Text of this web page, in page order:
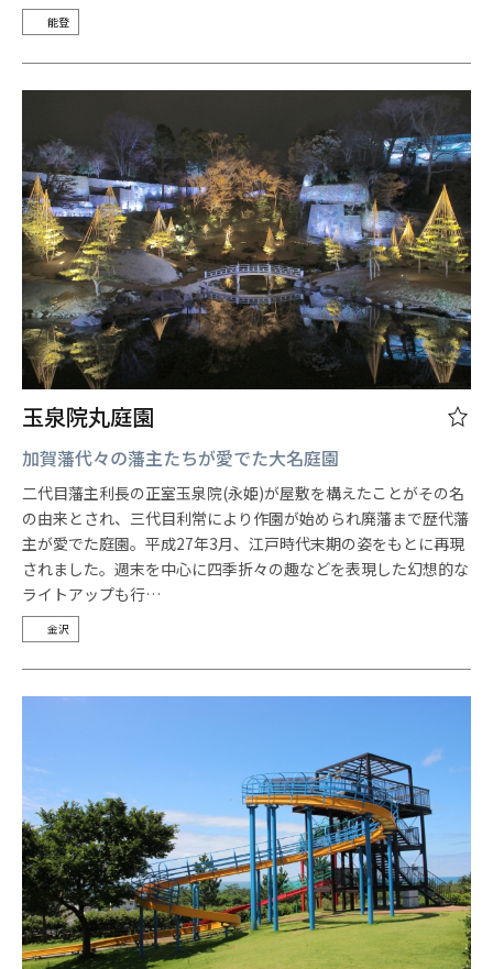
能登
玉泉院丸庭園
加賀藩代々の藩主たちが愛でた大名庭園
二代目藩主利長の正室玉泉院(永姫)が屋敷を構えたことがその名
の由来とされ、三代目利常により作園が始められ廃藩まで歴代藩
主が愛でた庭園。平成27年3月、江戸時代末期の姿をもとに再現
されました。週末を中心に四季折々の趣などを表現した幻想的な
ライトアップも行…
金沢